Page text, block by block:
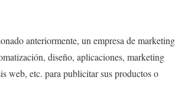
anteriormente, un empresa de marketing
diseño, aplicaciones, marketing
web, etc. para publicitar sus productos o